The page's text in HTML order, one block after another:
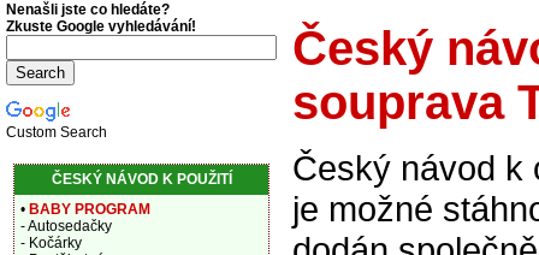
Český
souprava
Český návod k
je možné
Nenašli jste co hledáte?
Zkuste Google vyhledávání!
Custom Search
ČESKÝ NÁVOD K POUŽITÍ
• BABY PROGRAM
- Autosedačky
- Kočárky